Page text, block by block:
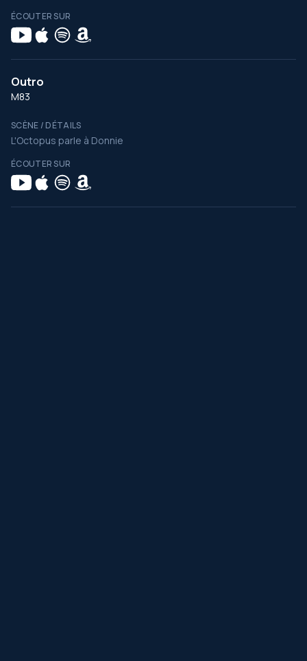
ÉCOUTER SUR
Outro
M83
SCÈNE / DÉTAILS
L'Octopus parle à Donnie
ÉCOUTER SUR